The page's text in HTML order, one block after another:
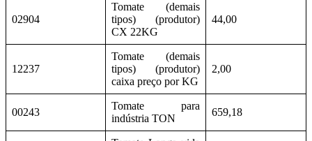
02904
Tomate (demais
tipos) (produtor)
CX 22KG
44,00
12237
Tomate (demais
tipos) (produtor)
caixa preço por KG
2,00
00243
Tomate para
indústria TON
659,18